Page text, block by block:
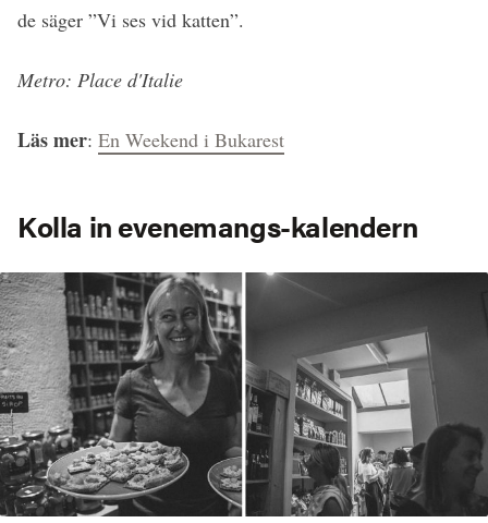
de säger ”Vi ses vid katten”.
Metro: Place d'Italie
Läs mer: En Weekend i Bukarest
Kolla in evenemangs-kalendern